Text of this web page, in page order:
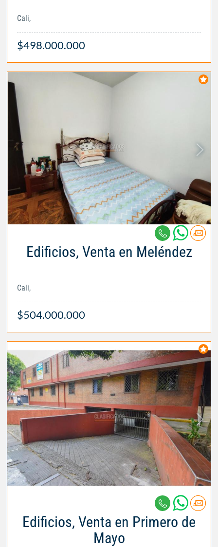
Cali,
$498.000.000
Edificios, Venta en Meléndez
Cali,
$504.000.000
Edificios, Venta en Primero de
Mayo